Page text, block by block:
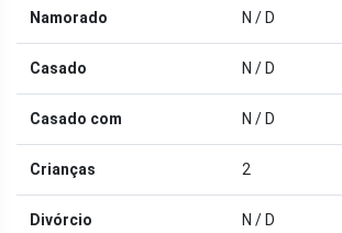
Namorado N / D
Casado N / D
Casado com N / D
Crianças 2
Divórcio N / D